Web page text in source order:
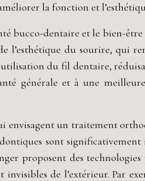
la fonction et
dentaire et le bien-
du sourire, qui
du fil dentaire,
générale et à une
un traitement
sont
proposent des
de l’extérieur. Par